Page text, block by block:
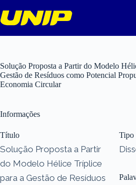
para
o
Solução Proposta a Partir do Modelo
Gestão de Resíduos como Potencial
Economia Circular
Informações
Título
Solução Proposta a Partir
do Modelo Hélice Tríplice
para a Gestão de Resíduos
Tipo